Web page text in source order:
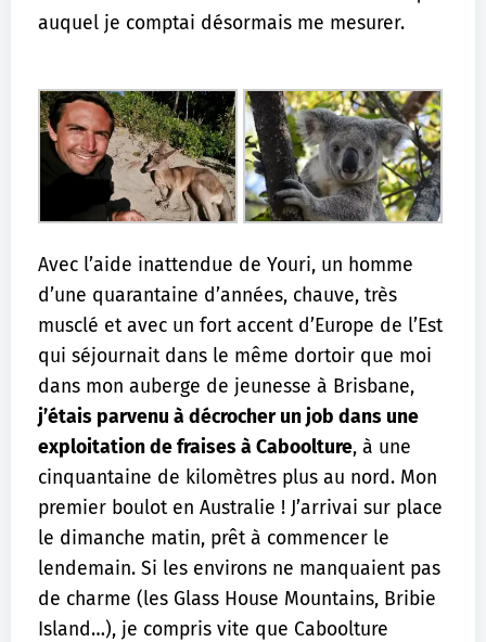
auquel je comptai désormais me mesurer.
Avec l’aide inattendue de Youri, un homme
d’une quarantaine d’années, chauve, très
musclé et avec un fort accent d’Europe de l’Est
qui séjournait dans le même dortoir que moi
dans mon auberge de jeunesse à Brisbane,
j’étais parvenu à décrocher un job dans une
exploitation de fraises à Caboolture, à une
cinquantaine de kilomètres plus au nord. Mon
premier boulot en Australie ! J’arrivai sur place
le dimanche matin, prêt à commencer le
lendemain. Si les environs ne manquaient pas
de charme (les Glass House Mountains, Bribie
Island…), je compris vite que Caboolture